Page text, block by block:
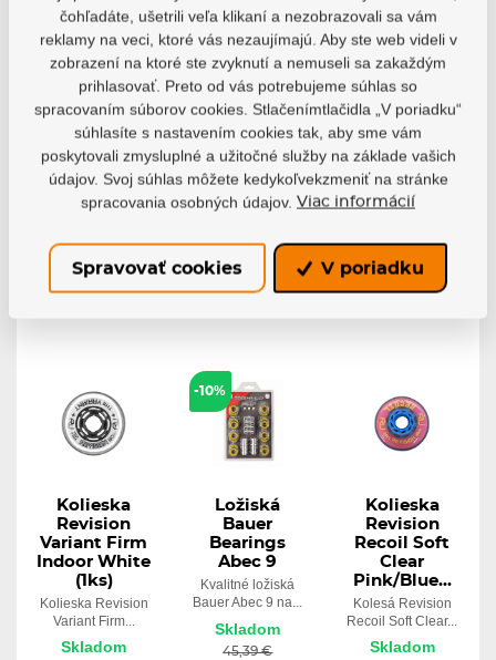
Kolieska
Revision Flex
Firm Indoor
Blue/Yellow
(1ks)
Kolieska Revision
Flex Firm Indoor...
Skladom
Kolieska
Revision Flex
Soft Indoor
Blue/Black
Kolieska Revision
Flex Soft Indoor...
Skladom
Kolieska
Revision Flex
Xtra Soft
Indoor
Orange (1ks)
Kolieska Revision
Flex Xtra Soft...
Skladom
Detail
Kolieska
Revision
Variant Firm
Indoor White
(1ks)
Kolieska Revision
Variant Firm...
Skladom
-10%
Ložiská
Bauer
Bearings
Abec 9
Kvalitné ložiská
Bauer Abec 9 na...
Skladom
45,39 €
Kolieska
Revision
Recoil Soft
Clear
Pink/Blue...
Kolesá Revision
Recoil Soft Clear...
Skladom
čohľadáte, ušetrili veľa klikaní a nezobrazovali sa vám
reklamy na veci, ktoré vás nezaujímajú. Aby ste web videli v
zobrazení na ktoré ste zvyknutí a nemuseli sa zakaždým
prihlasovať. Preto od vás potrebujeme súhlas so
spracovaním súborov cookies. Stlačenímtlačidla „V poriadku“
súhlasíte s nastavením cookies tak, aby sme vám
poskytovali zmysluplné a užitočné služby na základe vašich
údajov. Svoj súhlas môžete kedykoľvekzmeniť na stránke
spracovania osobných údajov. Viac informácií
Spravovať cookies V poriadku